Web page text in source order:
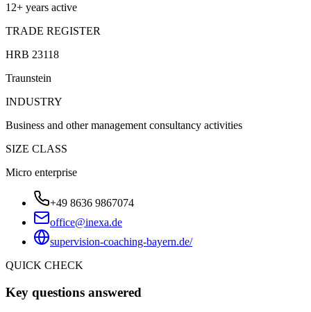
12+ years active
TRADE REGISTER
HRB 23118
Traunstein
INDUSTRY
Business and other management consultancy activities
SIZE CLASS
Micro enterprise
+49 8636 9867074
office@inexa.de
supervision-coaching-bayern.de/
QUICK CHECK
Key questions answered